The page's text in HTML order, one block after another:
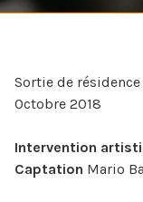
Sortie de
Octobre 2018
Intervention
Captation Mario